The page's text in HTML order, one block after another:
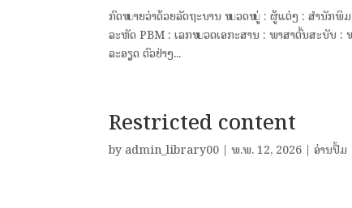
ກົດໝາຍວ່າດ້ວຍລັດຖະບານ ໝວດໝູ່ : ຜູ້ແຕ່ງ : ສຳນັກພິ
ລະຫັດ PBM : ເລກໝວດເອກະສານ : ພາສາຕົ້ນສະບັບ
ລະອຽດ ຕົວຢ່າງ...
Restricted content
by admin_library00 |ພ.ພ. 12, 2026 |ອ່ານປຶ້ມ